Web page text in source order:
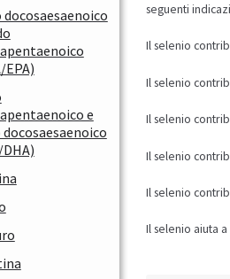
docosaesaenoico
EPA)
e
docosaesaenoico
seguenti
Il selenio
Il selenio
Il selenio
Il selenio
Il selenio
Il selenio aiuta